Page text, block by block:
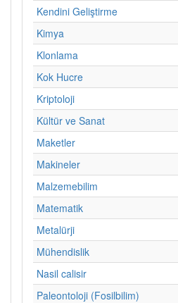
Kendini Geliştirme
Kimya
Klonlama
Kok Hucre
Kriptoloji
Kültür ve Sanat
Maketler
Makineler
Malzemebilim
Matematik
Metalürji
Mühendislik
Nasil calisir
Paleontoloji (Fosilbilim)